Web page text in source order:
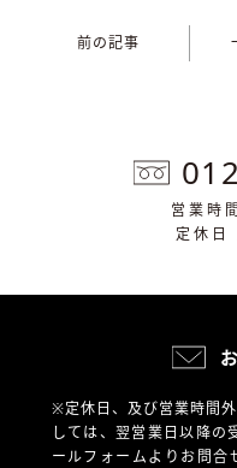
前の記事
営業時
定休日
※定休日、及び営業時間
しては、翌営業日以降の
ールフォームよりお問合